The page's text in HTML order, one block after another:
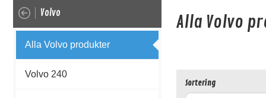
Volvo
Alla Volvo produkter
Volvo 240
Alla Volvo
Sortering